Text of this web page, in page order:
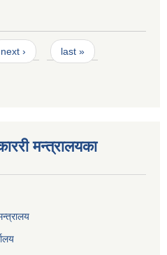
next › last »
मन्त्रालयका